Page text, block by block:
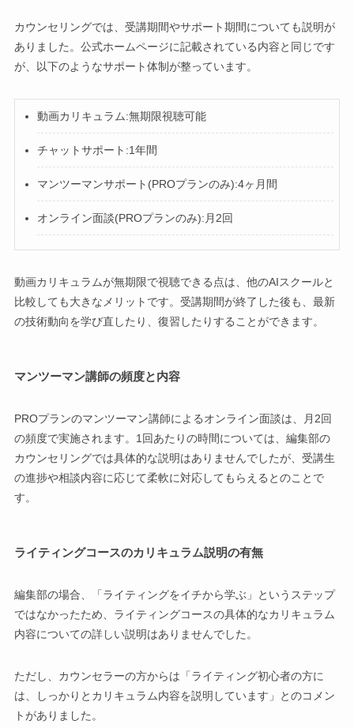
カウンセリングでは、受講期間やサポート期間についても説明が
ありました。公式ホームページに記載されている内容と同じです
が、以下のようなサポート体制が整っています。
動画カリキュラム:無期限視聴可能
チャットサポート:1年間
マンツーマンサポート(PROプランのみ):4ヶ月間
オンライン面談(PROプランのみ):月2回
動画カリキュラムが無期限で視聴できる点は、他のAIスクールと
比較しても大きなメリットです。受講期間が終了した後も、最新
の技術動向を学び直したり、復習したりすることができます。
マンツーマン講師の頻度と内容
PROプランのマンツーマン講師によるオンライン面談は、月2回
の頻度で実施されます。1回あたりの時間については、編集部の
カウンセリングでは具体的な説明はありませんでしたが、受講生
の進捗や相談内容に応じて柔軟に対応してもらえるとのことで
す。
ライティングコースのカリキュラム説明の有無
編集部の場合、「ライティングをイチから学ぶ」というステップ
ではなかったため、ライティングコースの具体的なカリキュラム
内容についての詳しい説明はありませんでした。
ただし、カウンセラーの方からは「ライティング初心者の方に
は、しっかりとカリキュラム内容を説明しています」とのコメン
トがありました。